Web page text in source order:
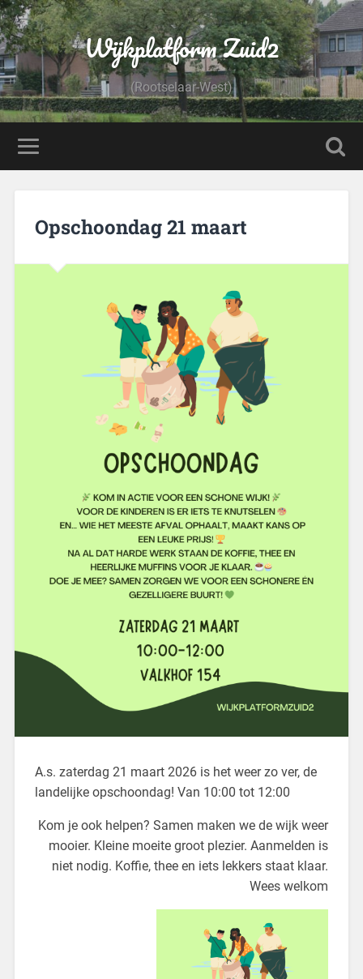
Wijkplatform Zuid2
(Rootselaar-West)
Opschoondag 21 maart
A.s. zaterdag 21 maart 2026 is het weer zo ver, de
landelijke opschoondag! Van 10:00 tot 12:00
Kom je ook helpen? Samen maken we de wijk weer
mooier. Kleine moeite groot plezier. Aanmelden is
niet nodig. Koffie, thee en iets lekkers staat klaar.
Wees welkom